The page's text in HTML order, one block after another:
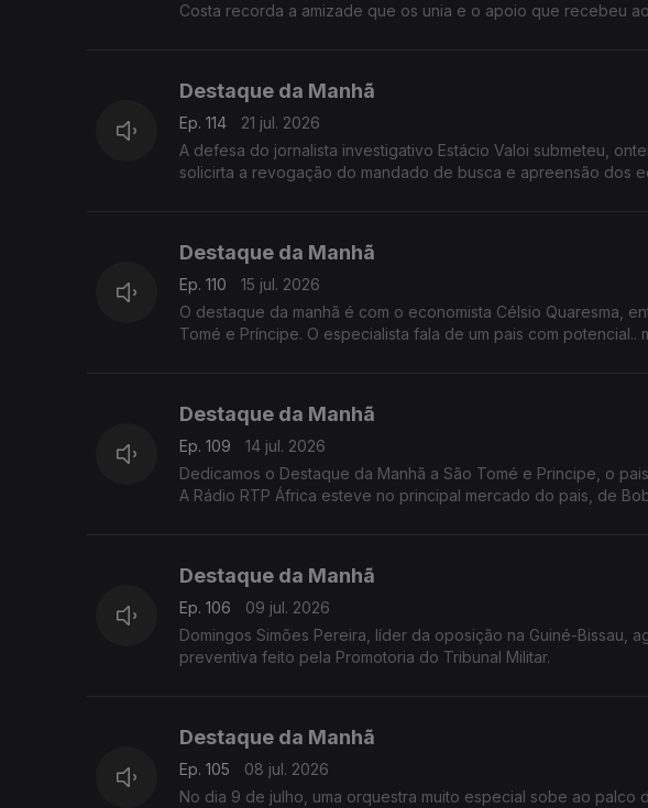
Costa recorda a amizade que os unia e o apoio que recebeu
Destaque da Manhã
Ep. 114
21 jul. 2026
A defesa do jornalista investigativo Estácio Valoi submeteu, ontem à PrGR de Pemba, um requerimento formal em
solicirta a revogação do mandado de busca e apreensão dos
Destaque da Manhã
Ep. 110
15 jul. 2026
O destaque da manhã é com o economista Célsio Quaresma,
Tomé e Príncipe. O especialista fala de um pais com potencial.. mas que ainda assenta a base económica em atividades
Destaque da Manhã
Ep. 109
14 jul. 2026
Dedicamos o Destaque da Manhã a São Tomé e Principe, o
A Rádio RTP África esteve no principal mercado do pais, de
Destaque da Manhã
Ep. 106
09 jul. 2026
Domingos Simões Pereira, líder da oposição na Guiné-Bissau,
preventiva feito pela Promotoria do Tribunal Militar.
Destaque da Manhã
Ep. 105
08 jul. 2026
No dia 9 de julho, uma orquestra muito especial sobe ao palco